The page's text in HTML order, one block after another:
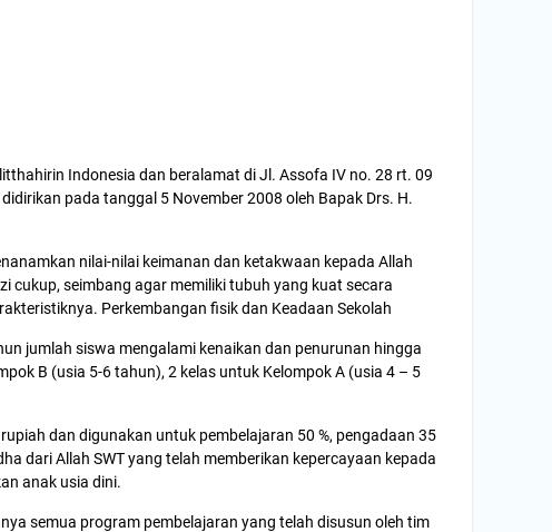
Indonesia dan beralamat di Jl. Assofa IV no. 28 rt. 09
pada tanggal 5 November 2008 oleh Bapak Drs. H.
nilai-nilai keimanan dan ketakwaan kepada Allah
cukup, seimbang agar memiliki tubuh yang kuat secara
Perkembangan fisik dan Keadaan Sekolah
jumlah siswa mengalami kenaikan dan penurunan hingga
B (usia 5-6 tahun), 2 kelas untuk Kelompok A (usia 4 – 5
dan digunakan untuk pembelajaran 50 %, pengadaan 35
dari Allah SWT yang telah memberikan kepercayaan kepada
anak usia dini.
semua program pembelajaran yang telah disusun oleh tim